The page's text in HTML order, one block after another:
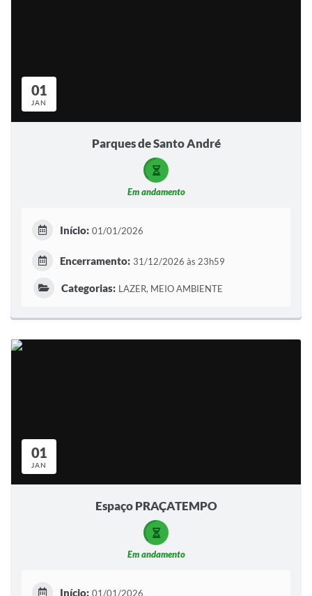
Autarquias
01
JAN
Parques de Santo André
Em andamento
Início: 01/01/2026
Encerramento: 31/12/2026 às 23h59
Categorias: LAZER, MEIO AMBIENTE
01
JAN
Espaço PRAÇATEMPO
Em andamento
Início: 01/01/2026